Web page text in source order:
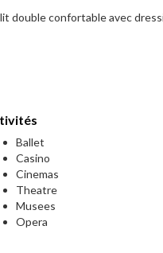
double confortable avec
Ballet
Casino
Cinemas
Theatre
Musees
Opera